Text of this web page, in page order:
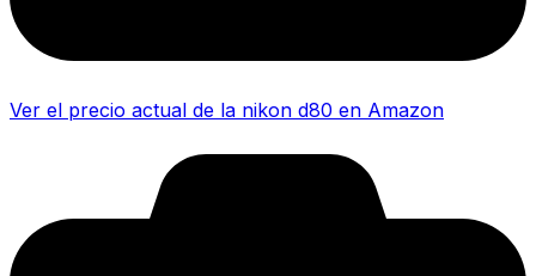
Ver el precio actual de la nikon d80 en Amazon